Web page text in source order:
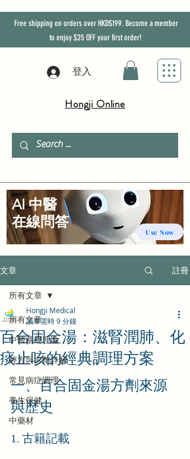
Free shipping on orders over HKD$199. Become a member
to enjoy$25 OFFyour first order!
登入
Hongji Online
文章 註冊
所有文章
中醫基礎理論
經方與方劑詳解
常見病症調理
養生保健
中藥材
所有文章
百合固金湯：滋腎潤肺、化
痰止咳的經典調理方案
Hongji Medical
讀畢需時 9 分鐘
一、百合固金湯方劑來源
與歷史
1. 古籍記載
Use Now
AI 中醫
​在線問答